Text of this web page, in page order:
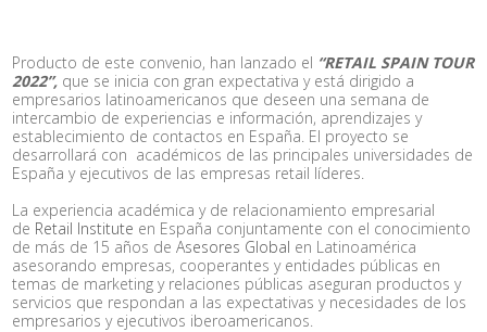
Producto de este convenio, han lanzado el “RETAIL SPAIN TOUR
2022”, que se inicia con gran expectativa y está dirigido a
empresarios latinoamericanos que deseen una semana de
intercambio de experiencias e información, aprendizajes y
establecimiento de contactos en España. El proyecto se
desarrollará con académicos de las principales universidades de
España y ejecutivos de las empresas retail líderes.
La experiencia académica y de relacionamiento empresarial
de Retail Institute en España conjuntamente con el conocimiento
de más de 15 años deAsesores Global en Latinoamérica
asesorando empresas, cooperantes y entidades públicas en
temas de marketing y relaciones públicas aseguran productos y
servicios que respondan a las expectativas y necesidades de los
empresarios y ejecutivos iberoamericanos.